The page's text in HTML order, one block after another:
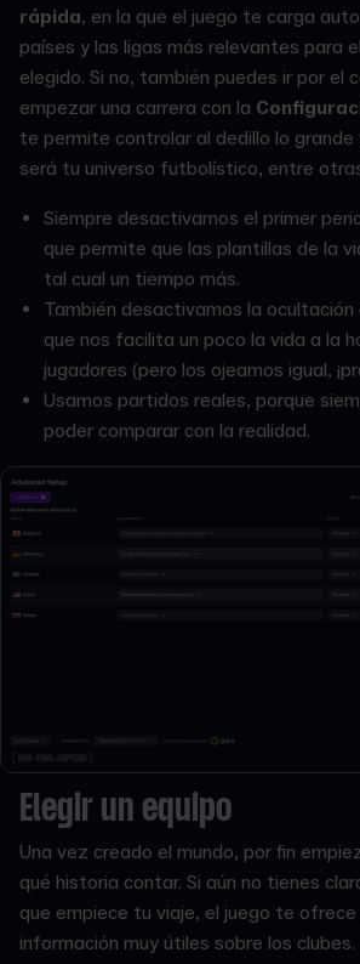
rápida, en la que el juego te carga
países y las ligas más relevantes para
elegido. Si no, también puedes ir por el
empezar una carrera con la
te permite controlar al dedillo lo
será tu universo futbolístico, entre
Siempre desactivamos el primer
que permite que las plantillas de la
tal cual un tiempo más.
También desactivamos la
que nos facilita un poco la vida a la
jugadores (pero los ojeamos igual,
Usamos partidos reales, porque
poder comparar con la realidad.
Elegir un equipo
Una vez creado el mundo, por fin
qué historia contar. Si aún no tienes
que empiece tu viaje, el juego te
información muy útiles sobre los clubes.